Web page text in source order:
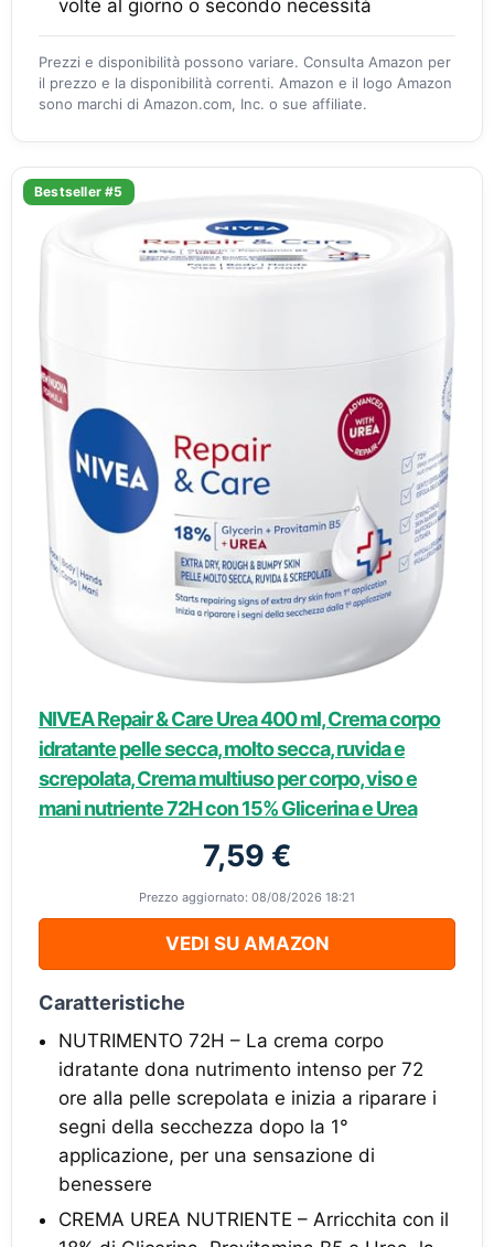
volte al giorno o secondo necessità
Prezzi e disponibilità possono variare. Consulta Amazon per
il prezzo e la disponibilità correnti. Amazon e il logo Amazon
sono marchi di Amazon.com, Inc. o sue affiliate.
Bestseller #5
NIVEA Repair & Care Urea 400 ml, Crema corpo
idratante pelle secca, molto secca, ruvida e
screpolata, Crema multiuso per corpo, viso e
mani nutriente 72H con 15% Glicerina e Urea
7,59 €
Prezzo aggiornato: 08/08/2026 18:21
VEDI SU AMAZON
Caratteristiche
NUTRIMENTO 72H – La crema corpo
idratante dona nutrimento intenso per 72
ore alla pelle screpolata e inizia a riparare i
segni della secchezza dopo la 1°
applicazione, per una sensazione di
benessere
CREMA UREA NUTRIENTE – Arricchita con il